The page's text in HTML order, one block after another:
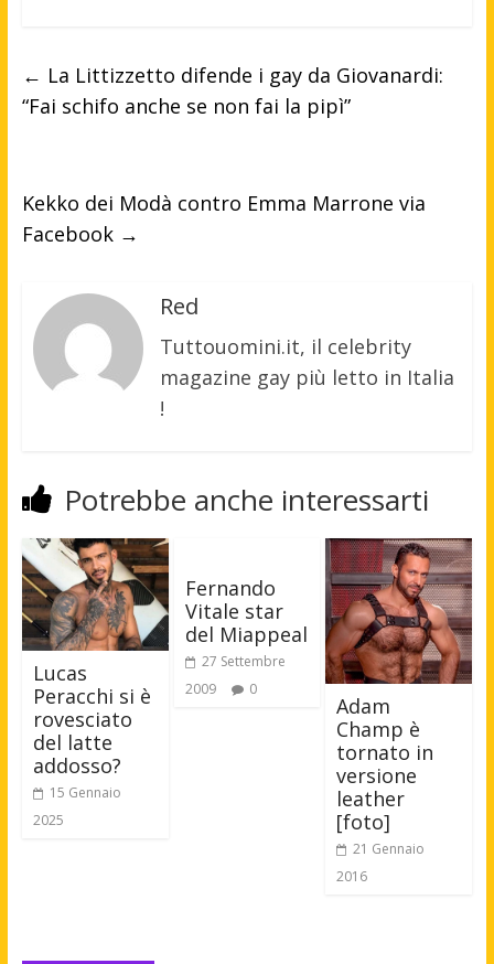
← La Littizzetto difende i gay da Giovanardi:
“Fai schifo anche se non fai la pipì”
Kekko dei Modà contro Emma Marrone via
Facebook →
Red
Tuttouomini.it, il celebrity
magazine gay più letto in Italia
!
Potrebbe anche interessarti
Lucas
Peracchi si è
rovesciato
del latte
addosso?
15 Gennaio
2025
Fernando
Vitale star
del Miappeal
27 Settembre
2009
0
Adam
Champ è
tornato in
versione
leather
[foto]
21 Gennaio
2016